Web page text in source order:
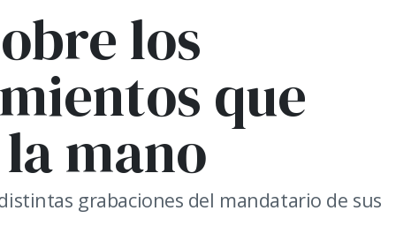
los
que
mano
grabaciones del mandatario de sus